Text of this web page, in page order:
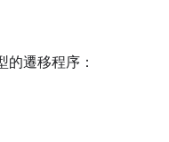
的遷移程序：